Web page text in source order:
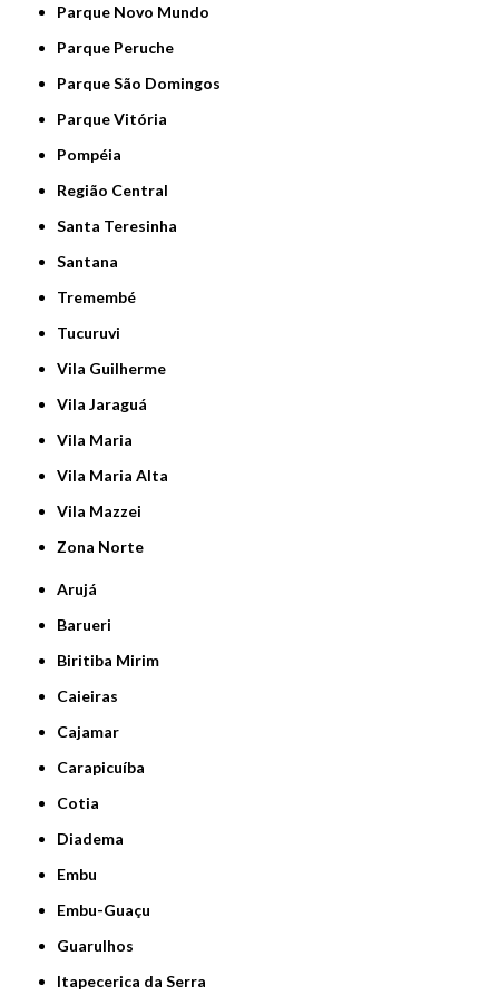
Parque Novo Mundo
Parque Peruche
Parque São Domingos
Parque Vitória
Pompéia
Região Central
Santa Teresinha
Santana
Tremembé
Tucuruvi
Vila Guilherme
Vila Jaraguá
Vila Maria
Vila Maria Alta
Vila Mazzei
Zona Norte
Arujá
Barueri
Biritiba Mirim
Caieiras
Cajamar
Carapicuíba
Cotia
Diadema
Embu
Embu-Guaçu
Guarulhos
Itapecerica da Serra